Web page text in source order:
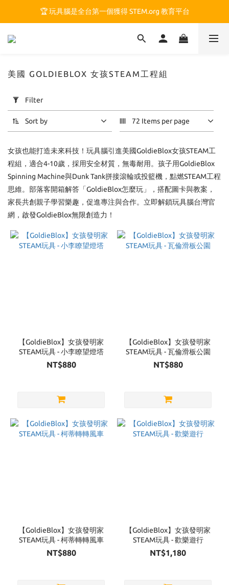
🏆 玩具腦是全台第一個獲得 STEM.org 教育平台
🏆 玩具腦是全台第一個獲得 STEM.org 教育平台
Filter
(0/20)
Range
(NT$)
~
Brand
美國 GOLDIEBLOX 女孩STEAM工程組
Filter
Sort by 72 Items per page
女孩也能打造未來科技！玩具腦引進美國GoldieBlox女孩STEAM工
程組，適合4-10歲，採用安全材質，無毒耐用。孩子用GoldieBlox
Spinning Machine與Dunk Tank拼接滾輪或投籃機，點燃STEAM工程
思維。部落客開箱解答「GoldieBlox怎麼玩」，搭配圖卡與教案，
家長共創親子學習樂趣，促進專注與合作。立即解鎖玩具腦台灣官
網，啟發GoldieBlox無限創造力！
【GoldieBlox】女孩發明家
STEAM玩具 - 小李瞭望燈塔
NT$880
【GoldieBlox】女孩發明家
STEAM玩具 - 瓦倫滑板公園
NT$880
【GoldieBlox】女孩發明家
STEAM玩具 - 柯蒂轉轉風車
NT$880
【GoldieBlox】女孩發明家
STEAM玩具 - 歡樂遊行
NT$1,180